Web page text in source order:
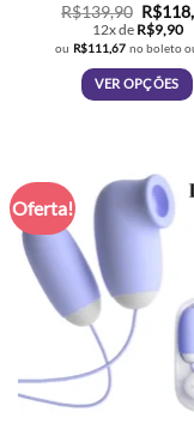
Avaliação
4.65de 5
R$139,90 O
preço
original
era:
R$
12x de R$9,90
ou R$111,67 no boleto
VER OPÇÕES
várias
As
podem
ser
página
Oferta!